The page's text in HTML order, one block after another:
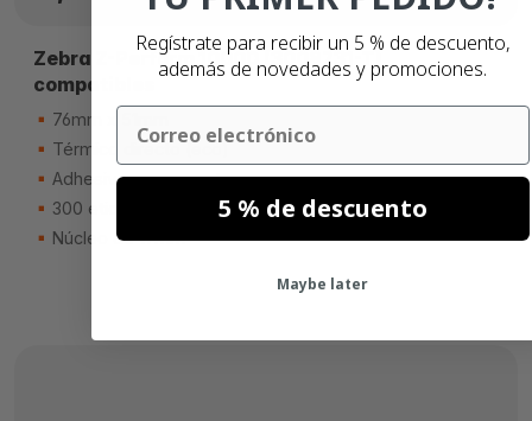
Zebra Z-Perform 1000D (3008731-T)
compatibles
76mm x 51mm
Térmico directo (eco)
Adhesivo permanente
300 etiquetas
Núcleo de 19mm
Regístrate para recibir un 5 % de descuento,
además de novedades y promociones.
Email
5 % de descuento
Maybe later